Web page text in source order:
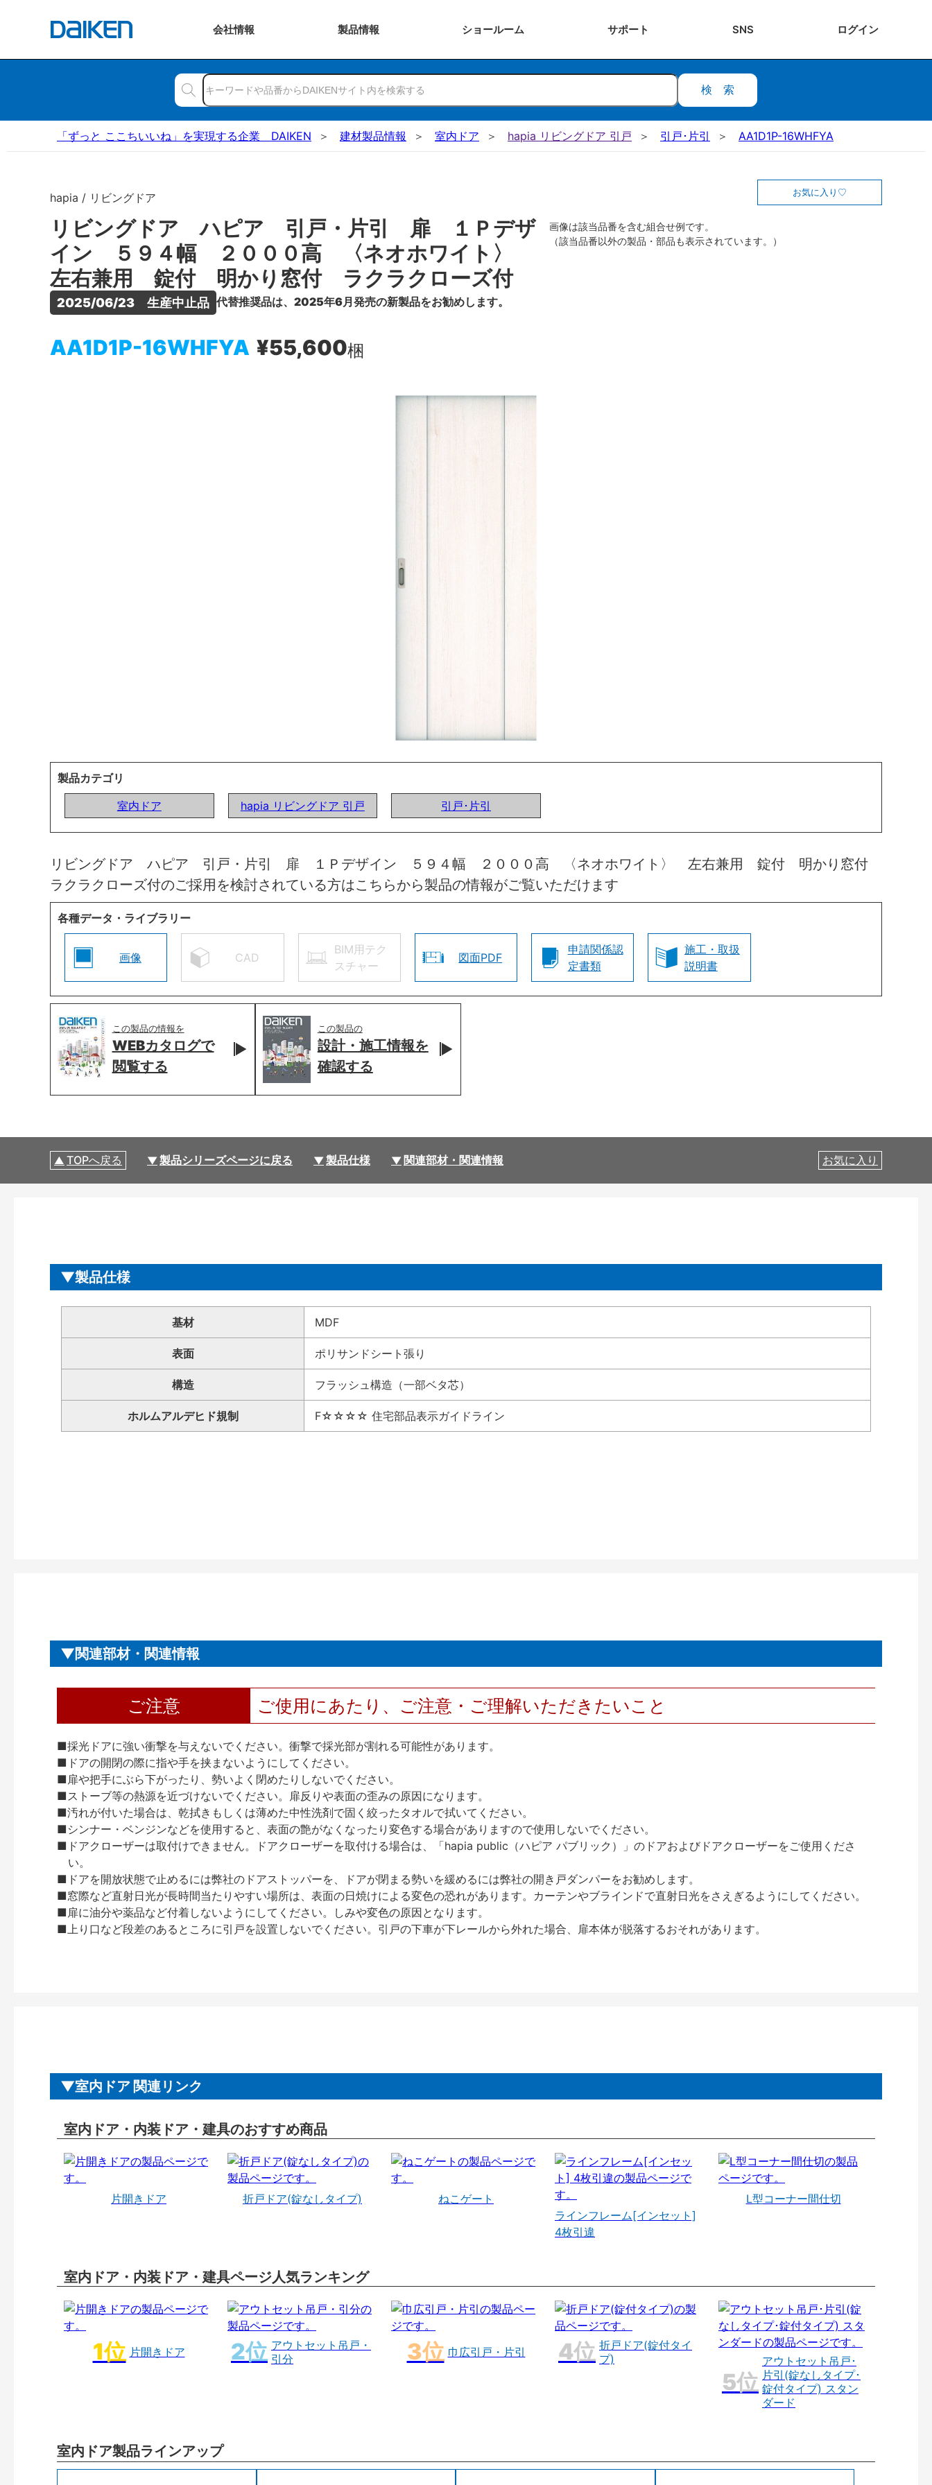
会社情報 製品情報 ショールーム サポート SNS ログイン
検索
「ずっと ここちいいね」を実現する企業 DAIKEN 建材製品情報 室内ドア hapia リビングドア 引戸 引戸･片引 AA1D1P-16WHFYA
hapia / リビングドア
リビングドア ハピア 引戸・片引 扉 １Ｐデザ
イン ５９４幅 ２０００高 〈ネオホワイト〉
左右兼用 錠付 明かり窓付 ラクラクローズ付
2025/06/23　生産中止品 代替推奨品は、2025年6月発売の新製品をお勧めします。
AA1D1P-16WHFYA ¥55,600梱
お気に入り
画像は該当品番を含む組合せ例です。
（該当品番以外の製品・部品も表示されています。）
製品カテゴリ
室内ドア
hapia リビングドア 引戸 引戸･片引
リビングドア ハピア 引戸・片引 扉 １Ｐデザイン ５９４幅 ２０００高 〈ネオホワイト〉 左右兼用 錠付 明かり窓付
ラクラクローズ付のご採用を検討されている方はこちらから製品の情報がご覧いただけます
各種データ・ライブラリー
画像 CAD
BIM用テク
スチャー
図面PDF
申請関係認
定書類
施工・取扱
説明書
この製品の情報を
WEBカタログで
閲覧する
この製品の
設計・施工情報を
確認する
TOPへ戻る 製品シリーズページに戻る 製品仕様 関連部材・関連情報 お気に入り
製品仕様
基材 MDF
表面 ポリサンドシート張り
構造 フラッシュ構造（一部ベタ芯）
ホルムアルデヒド規制 F☆☆☆☆ 住宅部品表示ガイドライン
関連部材・関連情報
ご注意 ご使用にあたり、ご注意・ご理解いただきたいこと
■採光ドアに強い衝撃を与えないでください。衝撃で採光部が割れる可能性があります。
■ドアの開閉の際に指や手を挟まないようにしてください。
■扉や把手にぶら下がったり、勢いよく閉めたりしないでください。
■ストーブ等の熱源を近づけないでください。扉反りや表面の歪みの原因になります。
■汚れが付いた場合は、乾拭きもしくは薄めた中性洗剤で固く絞ったタオルで拭いてください。
■シンナー・ベンジンなどを使用すると、表面の艶がなくなったり変色する場合がありますので使用しないでください。
■ドアクローザーは取付けできません。ドアクローザーを取付ける場合は、「hapia public（ハピア パブリック）」のドアおよびドアクローザーをご使用くださ
い。
■ドアを開放状態で止めるには弊社のドアストッパーを、ドアが閉まる勢いを緩めるには弊社の開き戸ダンパーをお勧めします。
■窓際など直射日光が長時間当たりやすい場所は、表面の日焼けによる変色の恐れがあります。カーテンやブラインドで直射日光をさえぎるようにしてください。
■扉に油分や薬品など付着しないようにしてください。しみや変色の原因となります。
■上り口など段差のあるところに引戸を設置しないでください。引戸の下車が下レールから外れた場合、扉本体が脱落するおそれがあります。
室内ドア 関連リンク
室内ドア・内装ドア・建具のおすすめ商品
片開きドア 折戸ドア(錠なしタイプ)
ねこゲート
ラインフレーム[インセット]
4枚引違
L型コーナー間仕切
室内ドア・内装ドア・建具ページ人気ランキング
片開きドア
アウトセット吊戸・
引分
巾広引戸・片引
折戸ドア(錠付タイ
プ)
アウトセット吊戸･
片引(錠なしタイプ･
錠付タイプ) スタン
ダード
室内ドア製品ラインアップ